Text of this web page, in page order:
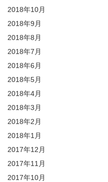
2018年10月
2018年9月
2018年8月
2018年7月
2018年6月
2018年5月
2018年4月
2018年3月
2018年2月
2018年1月
2017年12月
2017年11月
2017年10月